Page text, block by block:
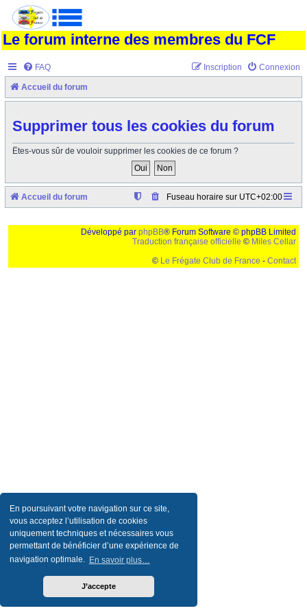
En poursuivant votre navigation sur ce site,
vous acceptez l’utilisation de cookies
uniquement techniques et nécessaires vous
permettant de bénéficier d’une expérience de
navigation optimale. En savoir plus…
J’accepte
Le forum interne des membres du FCF
FAQ Connexion
Inscription
Accueil du forum
Supprimer tous les cookies du forum
Êtes-vous sûr de vouloir supprimer les cookies de ce forum ?
Accueil du forum Fuseau horaire sur UTC+02:00
Développé par phpBB® Forum Software © phpBB Limited
Traduction française officielle © Miles Cellar
© Le Frégate Club de France - Contact